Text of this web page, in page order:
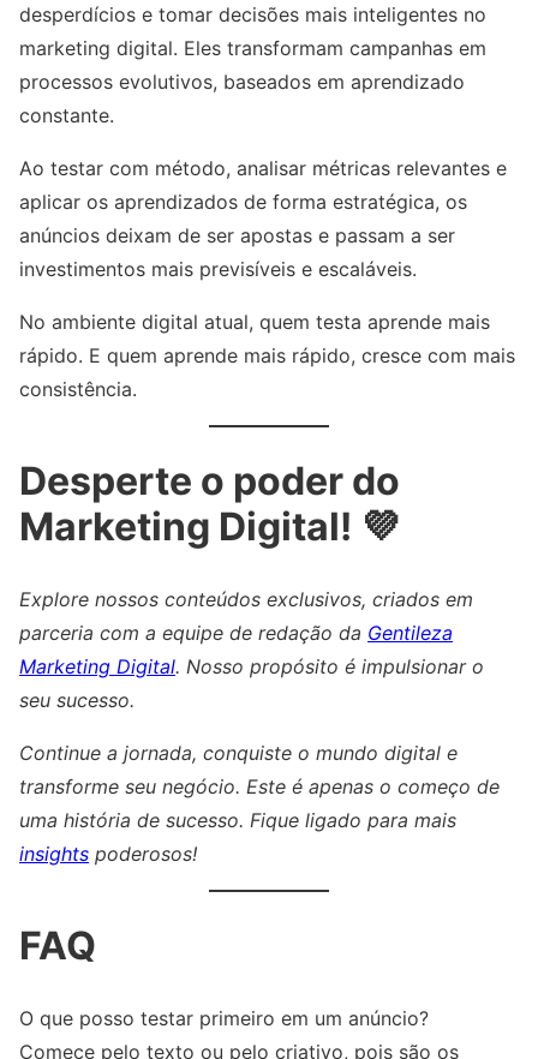
desperdícios e tomar decisões mais inteligentes no
marketing digital. Eles transformam campanhas em
processos evolutivos, baseados em aprendizado
constante.
Ao testar com método, analisar métricas relevantes e
aplicar os aprendizados de forma estratégica, os
anúncios deixam de ser apostas e passam a ser
investimentos mais previsíveis e escaláveis.
No ambiente digital atual, quem testa aprende mais
rápido. E quem aprende mais rápido, cresce com mais
consistência.
Desperte o poder do
Marketing Digital! 💜
Explore nossos conteúdos exclusivos, criados em
parceria com a equipe de redação da Gentileza
Marketing Digital. Nosso propósito é impulsionar o
seu sucesso.
Continue a jornada, conquiste o mundo digital e
transforme seu negócio. Este é apenas o começo de
uma história de sucesso. Fique ligado para mais
insights poderosos!
FAQ
O que posso testar primeiro em um anúncio?
Comece pelo texto ou pelo criativo, pois são os